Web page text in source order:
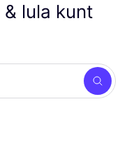
& lula kunt
Zoek